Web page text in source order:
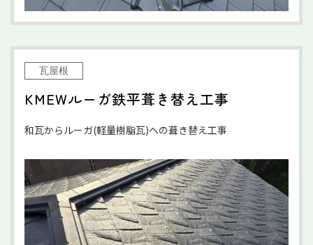
瓦屋根
KMEWルーガ鉄平葺き替え工事
和瓦からルーガ(軽量樹脂瓦)への葺き替え工事